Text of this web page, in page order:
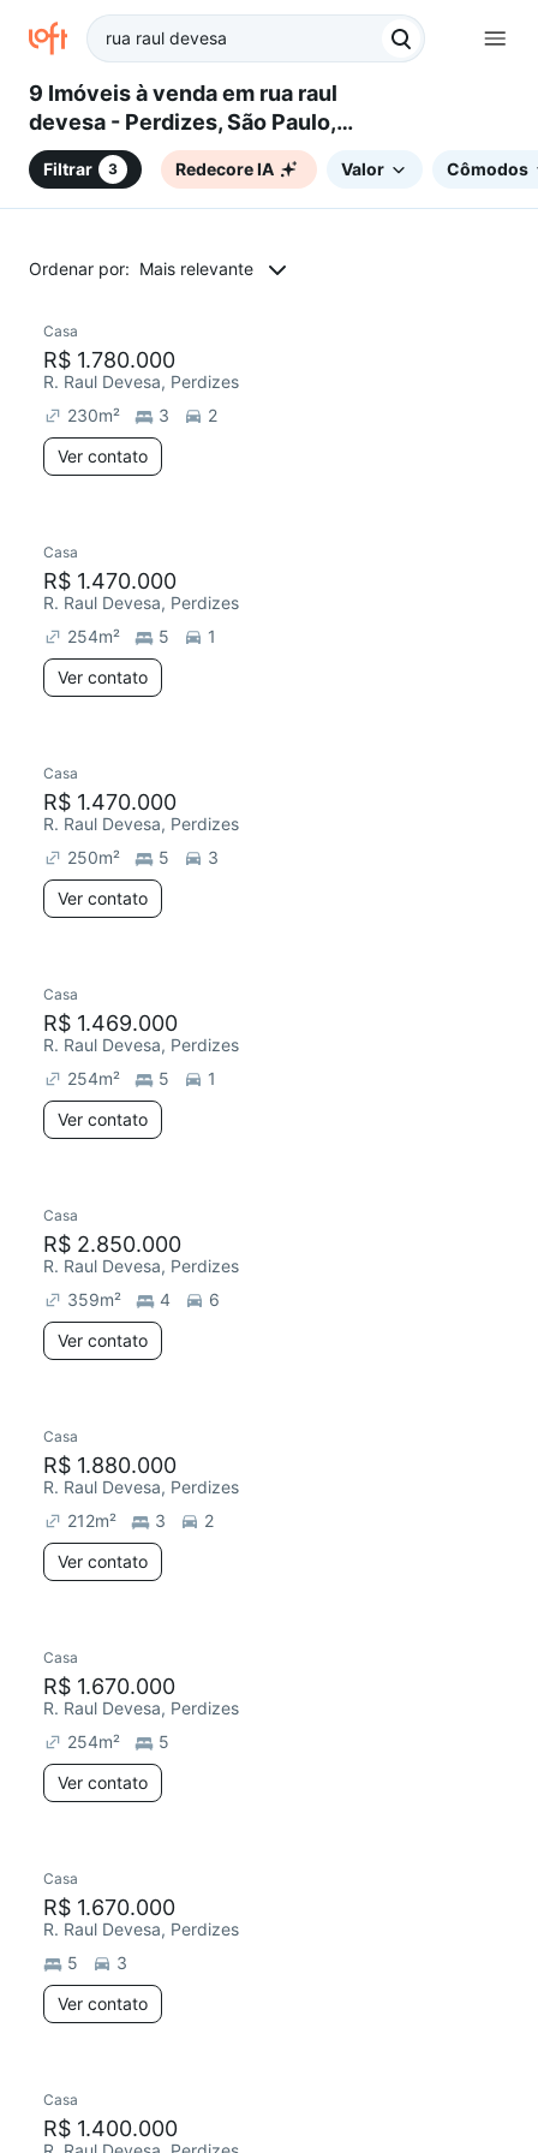
9 Imóveis à venda em rua raul
devesa - Perdizes, São Paulo,
SP
Filtrar 3 Redecore IA Valor Cômodos
Ordenar por: Mais relevante
Casa
R$ 1.780.000
R. Raul Devesa, Perdizes
230m² 3
2
Ver contato
Casa
R$ 1.470.000
R. Raul Devesa, Perdizes
254m² 5
1
Ver contato
Casa
R$ 1.470.000
R. Raul Devesa, Perdizes
250m² 5
3
Ver contato
Casa
R$ 1.469.000
R. Raul Devesa, Perdizes
254m² 5
1
Ver contato
Casa
R$ 2.850.000
R. Raul Devesa, Perdizes
359m² 4
6
Ver contato
Casa
R$ 1.880.000
R. Raul Devesa, Perdizes
212m² 3
2
Ver contato
Casa
R$ 1.670.000
R. Raul Devesa, Perdizes
254m²
5
Ver contato
Casa
R$ 1.670.000
R. Raul Devesa, Perdizes
5
3
Ver contato
Chegou este mês
Casa
R$ 1.400.000